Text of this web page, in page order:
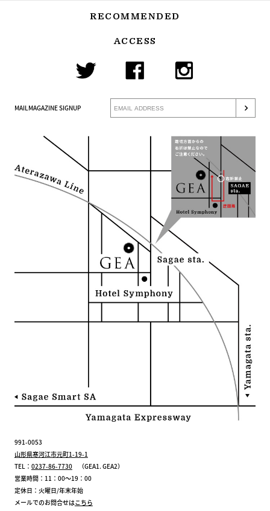
RECOMMENDED
ACCESS
MAILMAGAZINE SIGNUP
991-0053
山形県寒河江市元町1-19-1
TEL： 0237-86-7730（GEA1. GEA2）
営業時間：11：00～19：00
定休日：火曜日/年末年始
メールでのお問合せはこちら